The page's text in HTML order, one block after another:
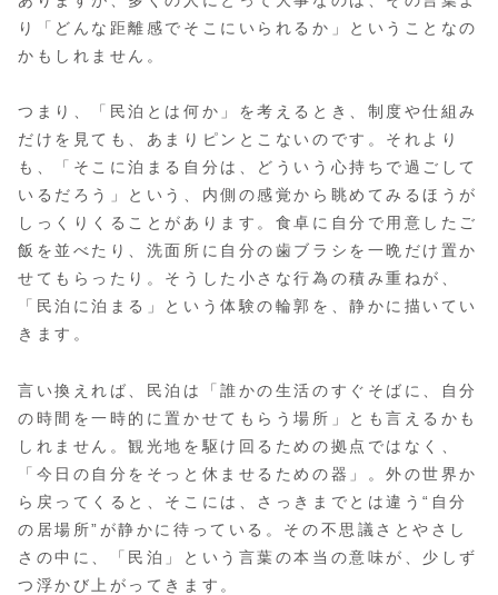
り「どんな距離感でそこにいられるか」ということなの
かもしれません。
つまり、「民泊とは何か」を考えるとき、制度や仕組み
だけを見ても、あまりピンとこないのです。それより
も、「そこに泊まる自分は、どういう心持ちで過ごして
いるだろう」という、内側の感覚から眺めてみるほうが
しっくりくることがあります。食卓に自分で用意したご
飯を並べたり、洗面所に自分の歯ブラシを一晩だけ置か
せてもらったり。そうした小さな行為の積み重ねが、
「民泊に泊まる」という体験の輪郭を、静かに描いてい
きます。
言い換えれば、民泊は「誰かの生活のすぐそばに、自分
の時間を一時的に置かせてもらう場所」とも言えるかも
しれません。観光地を駆け回るための拠点ではなく、
「今日の自分をそっと休ませるための器」。外の世界か
ら戻ってくると、そこには、さっきまでとは違う“自分
の居場所”が静かに待っている。その不思議さとやさし
さの中に、「民泊」という言葉の本当の意味が、少しず
つ浮かび上がってきます。